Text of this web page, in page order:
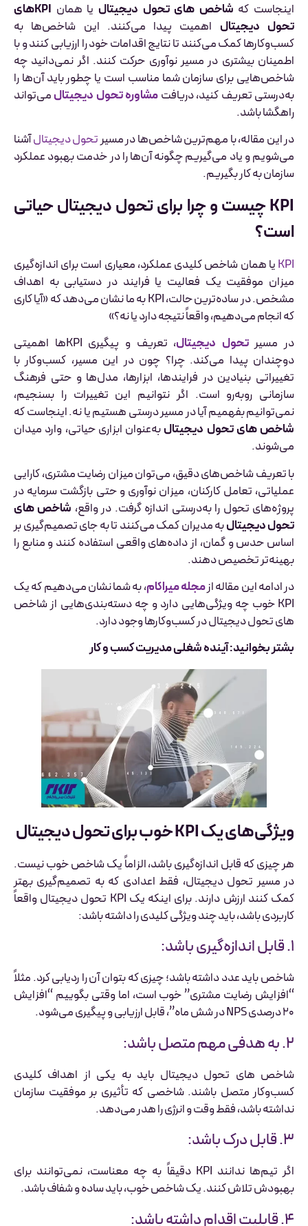
اینجاست که شاخص های تحول دیجیتالیا همان
KPIهای
تحول دیجیتالاهمیت پیدا می‌کنند. این شاخص‌ها به
کسب‌وکارها کمک می‌کنند تا نتایج اقدامات خود را ارزیابی کنند و با
اطمینان بیشتری در مسیر نوآوری حرکت کنند. اگر نمی‌دانید چه
شاخص‌هایی برای سازمان شما مناسب است یا چطور باید آن‌ها را
به‌درستی تعریف کنید، دریافتمشاوره تحول دیجیتالمی‌تواند
راهگشا باشد.
در این مقاله، با مهم‌ترین شاخص‌ها در مسیرتحول دیجیتالآشنا
می‌شویم و یاد می‌گیریم چگونه آن‌ها را در خدمت بهبود عملکرد
سازمان به کار بگیریم.
KPI چیست و چرا برای تحول دیجیتال حیاتی
است؟
KPIیا همان شاخص کلیدی عملکرد، معیاری است برای اندازه‌گیری
میزان موفقیت یک فعالیت یا فرایند در دستیابی به اهداف
مشخص. در ساده‌ترین حالت، KPI به ما نشان می‌دهد که «آیا کاری
که انجام می‌دهیم، واقعاً نتیجه دارد یا نه؟»
در مسیر تحول دیجیتال
، تعریف و پیگیری KPIها اهمیتی
دوچندان پیدا می‌کند. چرا؟ چون در این مسیر، کسب‌وکار با
تغییراتی بنیادین در فرایندها، ابزارها، مدل‌ها و حتی فرهنگ
سازمانی روبه‌رو است. اگر نتوانیم این تغییرات را بسنجیم،
نمی‌توانیم بفهمیم آیا در مسیر درستی هستیم یا نه. اینجاست که
شاخص های تحول دیجیتالبه‌عنوان ابزاری حیاتی، وارد میدان
می‌شوند.
با تعریف شاخص‌های دقیق، می‌توان میزان رضایت مشتری، کارایی
عملیاتی، تعامل کارکنان، میزان نوآوری و حتی بازگشت سرمایه در
پروژه‌های تحول را به‌درستی اندازه گرفت. در واقع، شاخص های
تحول دیجیتالبه مدیران کمک می‌کنند تا به جای تصمیم‌گیری بر
اساس حدس و گمان، از داده‌های واقعی استفاده کنند و منابع را
بهینه‌تر تخصیص دهند.
در ادامه این مقاله ازمجله میراکام، به شما نشان می‌دهیم که یک
KPI خوب چه ویژگی‌هایی دارد و چه دسته‌بندی‌هایی از شاخص
های تحول دیجیتال در کسب‌وکارها وجود دارد.
بشتر بخوانید: آینده شغلی مدیریت کسب و کار
ویژگی‌های یک KPI خوب برای تحول دیجیتال
هر چیزی که قابل اندازه‌گیری باشد، الزاماً یک شاخص خوب نیست.
در مسیر تحول دیجیتال، فقط اعدادی که به تصمیم‌گیری بهتر
کمک کنند ارزش دارند. برای اینکه یک KPI تحول دیجیتال واقعاً
کاربردی باشد، باید چند ویژگی کلیدی را داشته باشد:
۱. قابل اندازه‌گیری باشد:
شاخص باید عدد داشته باشد؛ چیزی که بتوان آن را ردیابی کرد. مثلاً
“افزایش رضایت مشتری” خوب است، اما وقتی بگوییم “افزایش
۲۰ درصدی NPS در شش ماه”، قابل ارزیابی و پیگیری می‌شود.
۲. به هدفی مهم متصل باشد:
شاخص های تحول دیجیتال باید به یکی از اهداف کلیدی
کسب‌وکار متصل باشند. شاخصی که تأثیری بر موفقیت سازمان
نداشته باشد، فقط وقت و انرژی را هدر می‌دهد.
۳. قابل درک باشد:
اگر تیم‌ها ندانند KPI دقیقاً به چه معناست، نمی‌توانند برای
بهبودش تلاش کنند. یک شاخص خوب، باید ساده و شفاف باشد.
۴. قابلیت اقدام داشته باشد: